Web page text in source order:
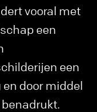
vooral met
een
een
door middel